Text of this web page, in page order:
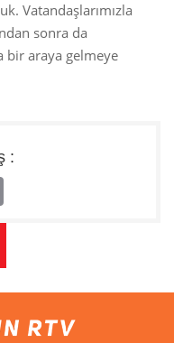
Vatandaşlarımızla
sonra da
bir araya gelmeye
: